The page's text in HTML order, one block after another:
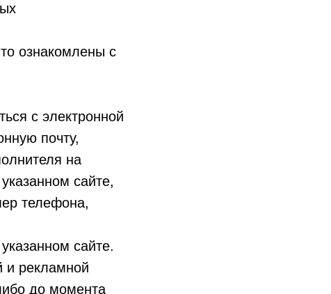
ознакомлены с
с электронной
почту,
на
сайте,
телефона,
сайте.
и рекламной
до момента